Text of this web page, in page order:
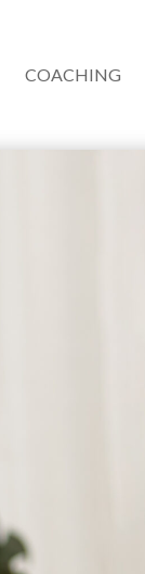
COACHING